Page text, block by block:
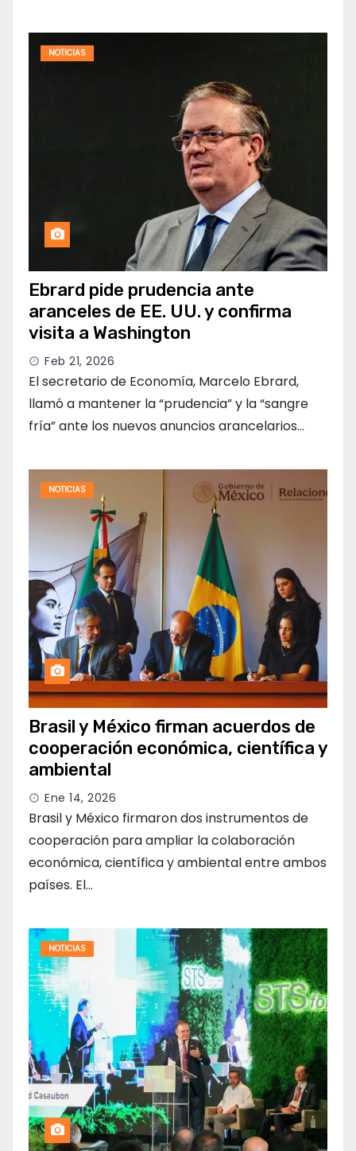
NOTICIAS
Ebrard pide prudencia ante
aranceles de EE. UU. y confirma
visita a Washington
Feb 21, 2026
El secretario de Economía, Marcelo Ebrard,
llamó a mantener la “prudencia” y la “sangre
fría” ante los nuevos anuncios arancelarios…
NOTICIAS
Brasil y México firman acuerdos de
cooperación económica, científica y
ambiental
Ene 14, 2026
Brasil y México firmaron dos instrumentos de
cooperación para ampliar la colaboración
económica, científica y ambiental entre ambos
países. El…
NOTICIAS